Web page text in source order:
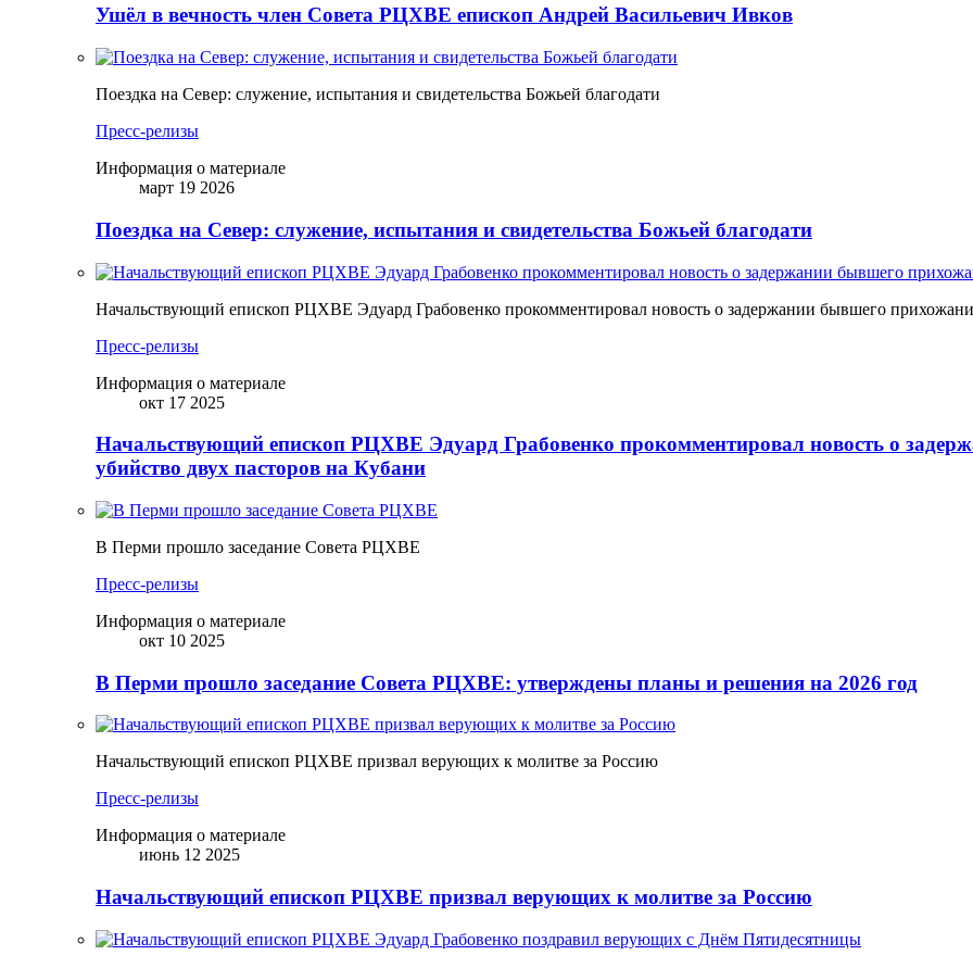
Ушёл в вечность член Совета РЦХВЕ епископ Андрей Васильевич Ивков
Поездка на Север: служение, испытания и свидетельства Божьей благодати
Пресс-релизы
Информация о материале
март 19 2026
Поездка на Север: служение, испытания и свидетельства Божьей благодати
Начальствующий епископ РЦХВЕ Эдуард Грабовенко прокомментировал новость о задержании бывшего
Пресс-релизы
Информация о материале
окт 17 2025
Начальствующий епископ РЦХВЕ Эдуард Грабовенко прокомментировал новость о
убийство двух пасторов на Кубани
В Перми прошло заседание Совета РЦХВЕ
Пресс-релизы
Информация о материале
окт 10 2025
В Перми прошло заседание Совета РЦХВЕ: утверждены планы и решения на 2026 год
Начальствующий епископ РЦХВЕ призвал верующих к молитве за Россию
Пресс-релизы
Информация о материале
июнь 12 2025
Начальствующий епископ РЦХВЕ призвал верующих к молитве за Россию